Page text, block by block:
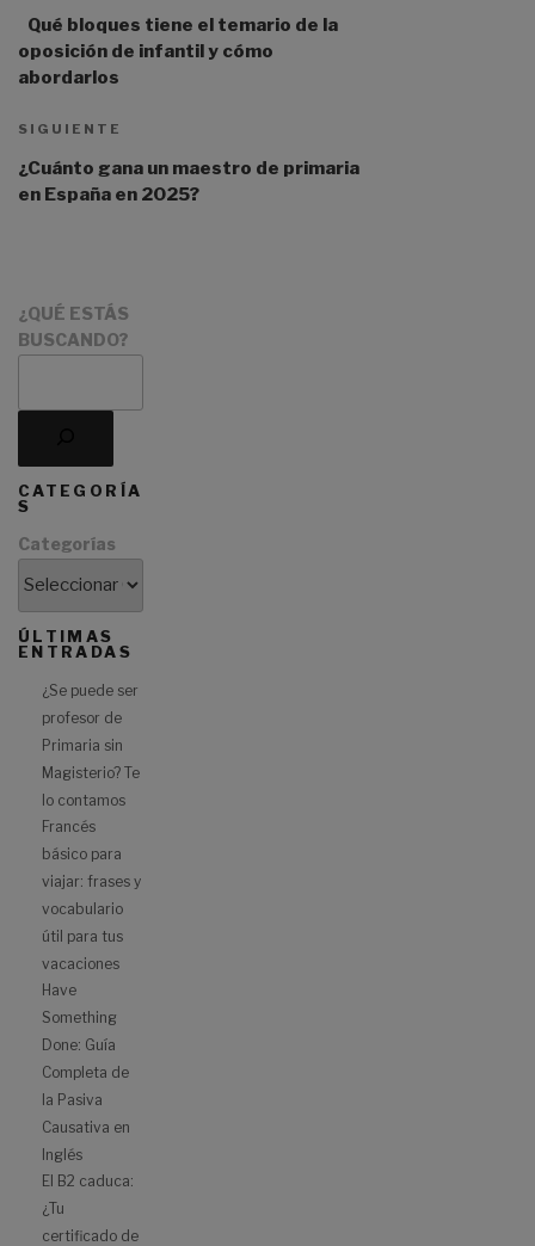
i
e
:
Qué bloques tiene el temario de la
oposición de infantil y cómo
abordarlos
SIGUIENTE
¿Cuánto gana un maestro de primaria
en España en 2025?
¿QUÉ ESTÁS
BUSCANDO?
CATEGORÍA
S
Categorías
ÚLTIMAS
ENTRADAS
¿Se puede ser
profesor de
Primaria sin
Magisterio? Te
lo contamos
Francés
básico para
viajar: frases y
vocabulario
útil para tus
vacaciones
Have
Something
Done: Guía
Completa de
la Pasiva
Causativa en
Inglés
El B2 caduca:
¿Tu
certificado de